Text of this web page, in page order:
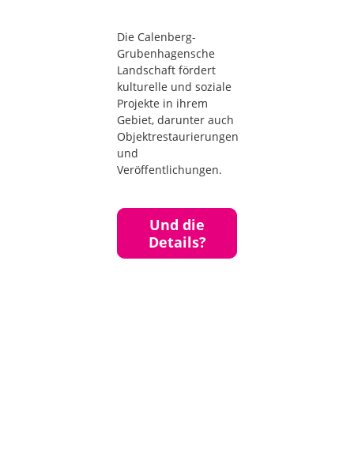
Die Calenberg-
Grubenhagensche
Landschaft fördert
kulturelle und soziale
Projekte in ihrem
Gebiet, darunter auch
Objektrestaurierungen
und
Veröffentlichungen.
Und die
Details?